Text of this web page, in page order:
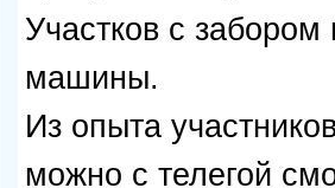
Участков с
машины.
Из опыта
можно с телегой